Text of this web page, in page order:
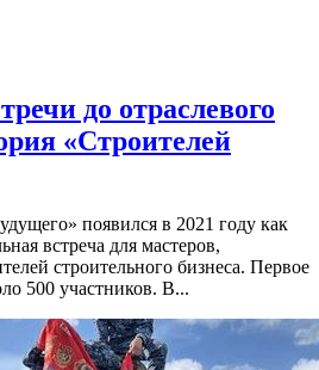
до отраслевого
«Строителей
появился в 2021 году как
встреча для мастеров,
строительного бизнеса. Первое
500 участников. В...